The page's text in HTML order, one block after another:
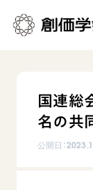
人間革命
日常の活動
国連総
名の共
公開日：